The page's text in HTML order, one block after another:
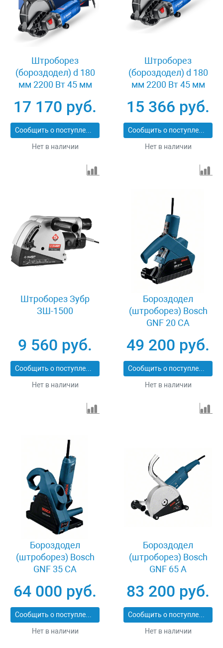
Штроборез
(бороздодел) d 180
мм 2200 Вт 45 мм
П45-2200 ПТК
17 170 руб.
Сообщить о поступлении
Нет в наличии
Штроборез
(бороздодел) d 180
мм 2200 Вт 45 мм
15 366 руб.
Сообщить о поступлении
Нет в наличии
Штроборез Зубр
ЗШ-1500
9 560 руб.
Сообщить о поступлении
Нет в наличии
Бороздодел
(штроборез) Bosch
GNF 20 CA
49 200 руб.
Сообщить о поступлении
Нет в наличии
Бороздодел
(штроборез) Bosch
GNF 35 CA
64 000 руб.
Сообщить о поступлении
Нет в наличии
Бороздодел
(штроборез) Bosch
GNF 65 A
83 200 руб.
Сообщить о поступлении
Нет в наличии